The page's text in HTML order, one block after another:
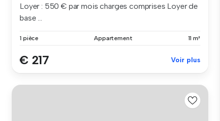
Loyer : 550 € par mois charges comprises Loyer de
base ...
1 pièce Appartement 11 m²
€ 217 Voir plus